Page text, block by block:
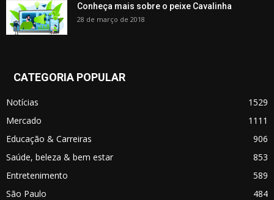
Conheça mais sobre o peixe Cavalinha
28 de março de 2018
CATEGORIA POPULAR
Notícias
1529
Mercado
1111
Educação & Carreiras
906
Saúde, beleza & bem estar
853
Entretenimento
589
São Paulo
484